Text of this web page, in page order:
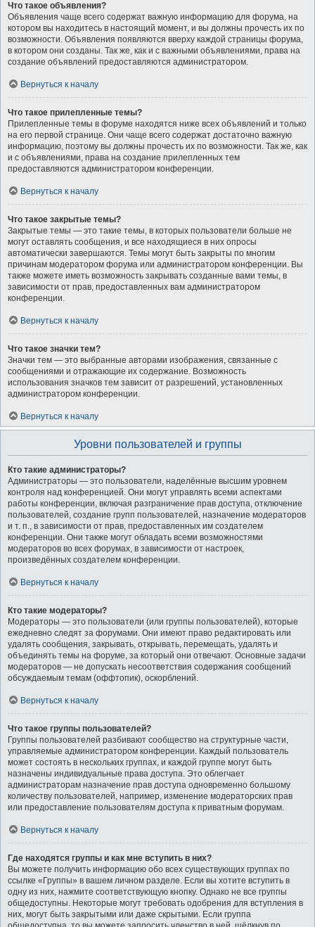
Что такое объявления?
Объявления чаще всего содержат важную информацию для форума, на
котором вы находитесь в настоящий момент, и вы должны прочесть их по
возможности. Объявления появляются вверху каждой страницы форума,
в котором они созданы. Так же, как и с важными объявлениями, права на
создание объявлений предоставляются администратором.
Вернуться к началу
Что такое прилепленные темы?
Прилепленные темы в форуме находятся ниже всех объявлений и только
на его первой странице. Они чаще всего содержат достаточно важную
информацию, поэтому вы должны прочесть их по возможности. Так же, как
и с объявлениями, права на создание прилепленных тем
предоставляются администратором конференции.
Вернуться к началу
Что такое закрытые темы?
Закрытые темы — это такие темы, в которых пользователи больше не
могут оставлять сообщения, и все находящиеся в них опросы
автоматически завершаются. Темы могут быть закрыты по многим
причинам модератором форума или администратором конференции. Вы
также можете иметь возможность закрывать созданные вами темы, в
зависимости от прав, предоставленных вам администратором
конференции.
Вернуться к началу
Что такое значки тем?
Значки тем — это выбранные авторами изображения, связанные с
сообщениями и отражающие их содержание. Возможность
использования значков тем зависит от разрешений, установленных
администратором конференции.
Вернуться к началу
Уровни пользователей и группы
Кто такие администраторы?
Администраторы — это пользователи, наделённые высшим уровнем
контроля над конференцией. Они могут управлять всеми аспектами
работы конференции, включая разграничение прав доступа, отключение
пользователей, создание групп пользователей, назначение модераторов
и т. п., в зависимости от прав, предоставленных им создателем
конференции. Они также могут обладать всеми возможностями
модераторов во всех форумах, в зависимости от настроек,
произведённых создателем конференции.
Вернуться к началу
Кто такие модераторы?
Модераторы — это пользователи (или группы пользователей), которые
ежедневно следят за форумами. Они имеют право редактировать или
удалять сообщения, закрывать, открывать, перемещать, удалять и
объединять темы на форуме, за который они отвечают. Основные задачи
модераторов — не допускать несоответствия содержания сообщений
обсуждаемым темам (оффтопик), оскорблений.
Вернуться к началу
Что такое группы пользователей?
Группы пользователей разбивают сообщество на структурные части,
управляемые администратором конференции. Каждый пользователь
может состоять в нескольких группах, и каждой группе могут быть
назначены индивидуальные права доступа. Это облегчает
администраторам назначение прав доступа одновременно большому
количеству пользователей, например, изменение модераторских прав
или предоставление пользователям доступа к приватным форумам.
Вернуться к началу
Где находятся группы и как мне вступить в них?
Вы можете получить информацию обо всех существующих группах по
ссылке «Группы» в вашем личном разделе. Если вы хотите вступить в
одну из них, нажмите соответствующую кнопку. Однако не все группы
общедоступны. Некоторые могут требовать одобрения для вступления в
них, могут быть закрытыми или даже скрытыми. Если группа